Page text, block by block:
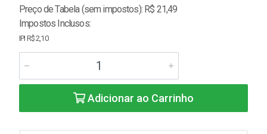
Preço de Tabela (sem impostos): R$ 21,49
Impostos Inclusos:
IPI R$ 2,10
Adicionar ao Carrinho